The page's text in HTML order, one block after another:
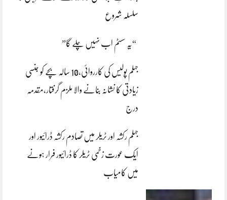
سلسلہ شروع
“یہ سسٹم اب نہیں چلے گا”
جہلم پولیس کی کارروائی،10 سالہ بچے کو جنسی
زیادتی کا نشانہ بنانے والا ملزم گرفتار،مقدمہ
درج
جہلم رکشہ اور ٹریلر میں تصادم رکشہ ڈرائیور اور
ایک عورت زخمی ٹریلر کا ڈرائیور فرار ہونے
میں کامیاب